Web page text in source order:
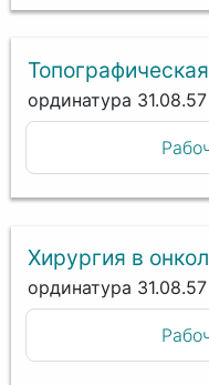
ординатура
Хирургия в
ординатура